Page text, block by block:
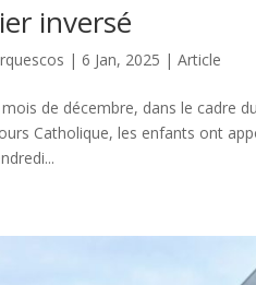
inversé
|6 Jan, 2025 |Article
de décembre, dans le cadre
Catholique, les enfants ont